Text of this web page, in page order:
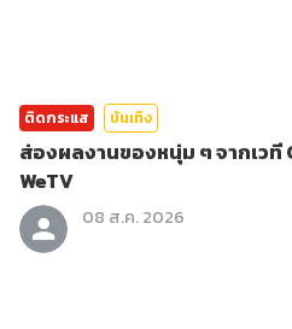
ติดกระแส บันเทิง
ส่องผลงานของหนุ่ม ๆ จากเวที
WeTV
08 ส.ค. 2026